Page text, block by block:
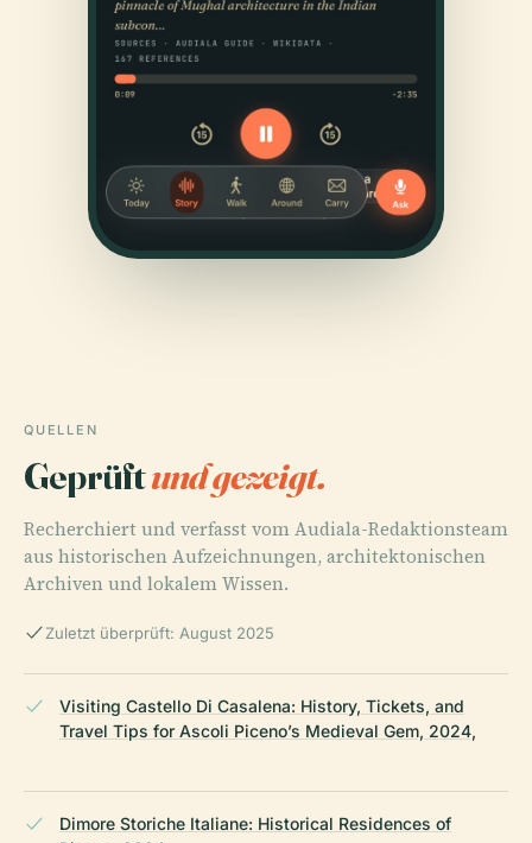
QUELLEN
Geprüftund gezeigt.
Recherchiert und verfasst vom Audiala-Redaktionsteam
aus historischen Aufzeichnungen, architektonischen
Archiven und lokalem Wissen.
Zuletzt überprüft: August 2025
Visiting Castello Di Casalena: History, Tickets, and
Travel Tips for Ascoli Piceno’s Medieval Gem, 2024,
Dimore Storiche Italiane: Historical Residences of